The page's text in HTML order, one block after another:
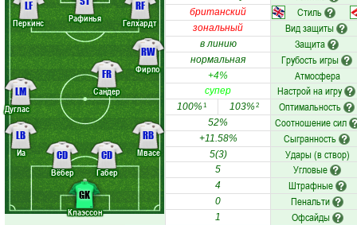
Клаэссон
Иа
Вёбер
Габер
Мвасе
Дуглас
Сандер
Фирпо
Перкинс Рафинья Гелхардт
GK
LB
CD
CD
RB
LM
FR
RW
LF RF британский Стиль
зональный Вид защиты
в линию Защита
нормальная Грубость игры
+4% Атмосфера
супер Настрой на игру
100%1 103%2 Оптимальность
52% Соотношение сил
+11.58% Сыгранность
5(3) Удары (в створ)
5 Угловые
4 Штрафные
0 Пенальти
1 Офсайды